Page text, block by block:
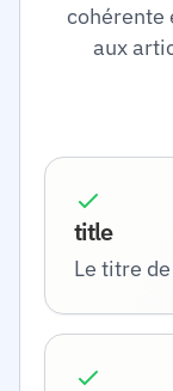
cohérente
aux
title
Le titre